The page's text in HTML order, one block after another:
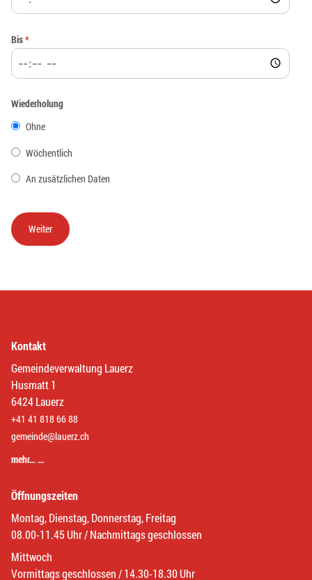
Bis*
Wiederholung
Ohne
Wöchentlich
An zusätzlichen Daten
Kontakt
Gemeindeverwaltung Lauerz
Husmatt 1
6424 Lauerz
+41 41 818 66 88
gemeinde@lauerz.ch
mehr… …
Öffnungszeiten
Montag, Dienstag, Donnerstag, Freitag
08.00-11.45 Uhr / Nachmittags geschlossen
Mittwoch
Vormittags geschlossen / 14.30-18.30 Uhr